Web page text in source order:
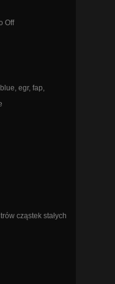
Off
egr, fap,
cząstek stałych